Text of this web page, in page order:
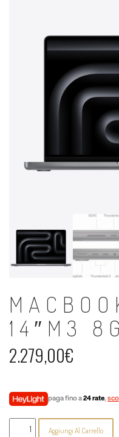
14″M3
2.279,00€
paga fino a24 rate,
MacBook
Aggiungi Al Carrello